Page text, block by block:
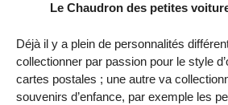
Le Chaudron des petites
Déjà il y a plein de personnalités
collectionner par passion pour le style
cartes postales ; une autre va
souvenirs d’enfance, par exemple les